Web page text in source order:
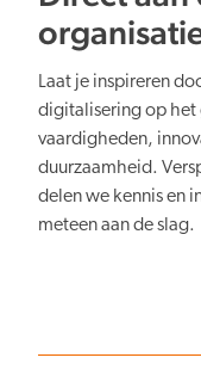
Laat je inspireren
digitalisering op het
vaardigheden,
duurzaamheid.
delen we kennis en
meteen aan de slag.